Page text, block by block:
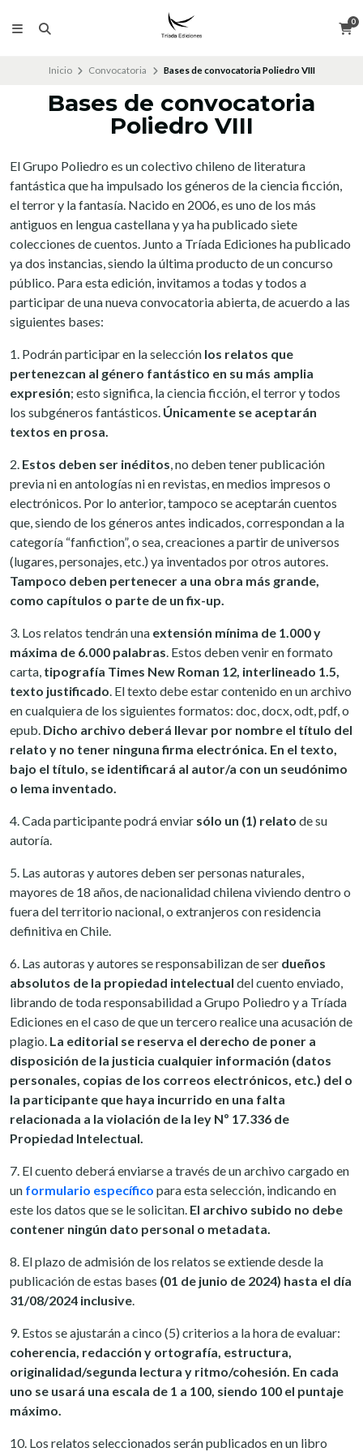
0
Inicio Convocatoria Bases de convocatoria Poliedro VIII
Bases de convocatoria
Poliedro VIII
El Grupo Poliedro es un colectivo chileno de literatura
fantástica que ha impulsado los géneros de la ciencia ficción,
el terror y la fantasía. Nacido en 2006, es uno de los más
antiguos en lengua castellana y ya ha publicado siete
colecciones de cuentos. Junto a Tríada Ediciones ha publicado
ya dos instancias, siendo la última producto de un concurso
público. Para esta edición, invitamos a todas y todos a
participar de una nueva convocatoria abierta, de acuerdo a las
siguientes bases:
1. Podrán participar en la selección los relatos que
pertenezcan al género fantástico en su más amplia
expresión; esto significa, la ciencia ficción, el terror y todos
los subgéneros fantásticos. Únicamente se aceptarán
textos en prosa.
2. Estos deben ser inéditos, no deben tener publicación
previa ni en antologías ni en revistas, en medios impresos o
electrónicos. Por lo anterior, tampoco se aceptarán cuentos
que, siendo de los géneros antes indicados, correspondan a la
categoría “fanfiction”, o sea, creaciones a partir de universos
(lugares, personajes, etc.) ya inventados por otros autores.
Tampoco deben pertenecer a una obra más grande,
como capítulos o parte de un fix-up.
3. Los relatos tendrán una extensión mínima de 1.000 y
máxima de 6.000 palabras. Estos deben venir en formato
carta, tipografía Times New Roman 12, interlineado 1.5,
texto justificado. El texto debe estar contenido en un archivo
en cualquiera de los siguientes formatos: doc, docx, odt, pdf, o
epub. Dicho archivo deberá llevar por nombre el título del
relato y no tener ninguna firma electrónica. En el texto,
bajo el título, se identificará al autor/a con un seudónimo
o lema inventado.
4. Cada participante podrá enviar sólo un (1) relato de su
autoría.
5. Las autoras y autores deben ser personas naturales,
mayores de 18 años, de nacionalidad chilena viviendo dentro o
fuera del territorio nacional, o extranjeros con residencia
definitiva en Chile.
6. Las autoras y autores se responsabilizan de ser dueños
absolutos de la propiedad intelectual del cuento enviado,
librando de toda responsabilidad a Grupo Poliedro y a Tríada
Ediciones en el caso de que un tercero realice una acusación de
plagio. La editorial se reserva el derecho de poner a
disposición de la justicia cualquier información (datos
personales, copias de los correos electrónicos, etc.) del o
la participante que haya incurrido en una falta
relacionada a la violación de la ley Nº 17.336 de
Propiedad Intelectual.
7. El cuento deberá enviarse a través de un archivo cargado en
un formulario específico para esta selección, indicando en
este los datos que se le solicitan. El archivo subido no debe
contener ningún dato personal o metadata.
8. El plazo de admisión de los relatos se extiende desde la
publicación de estas bases (01 de junio de 2024) hasta el día
31/08/2024 inclusive.
9. Estos se ajustarán a cinco (5) criterios a la hora de evaluar:
coherencia, redacción y ortografía, estructura,
originalidad/segunda lectura y ritmo/cohesión. En cada
uno se usará una escala de 1 a 100, siendo 100 el puntaje
máximo.
10. Los relatos seleccionados serán publicados en un libro